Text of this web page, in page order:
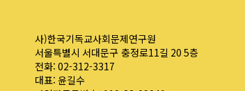
사)한국기독교사회문제연구원
서울특별시 서대문구 충정로11길 20 5층
전화: 02-312-3317
대표: 윤길수